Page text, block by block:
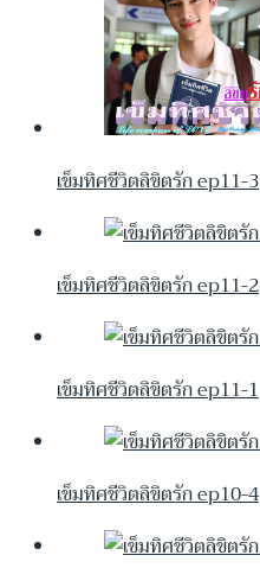
เข็มทิศชีวิตลิขิตรัก ep11-3
เข็มทิศชีวิตลิขิตรัก ep11-2
เข็มทิศชีวิตลิขิตรัก ep11-1
เข็มทิศชีวิตลิขิตรัก ep10-4